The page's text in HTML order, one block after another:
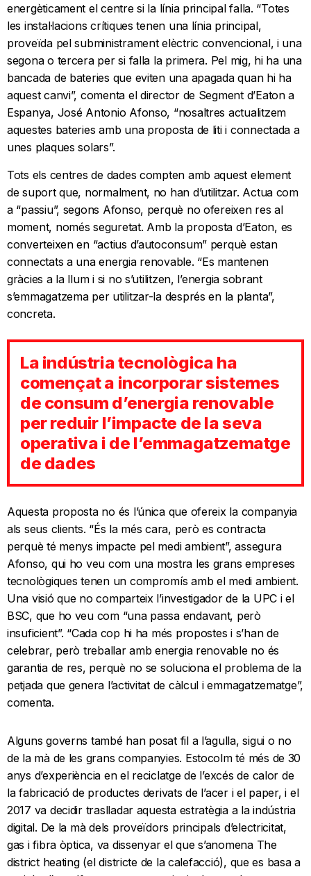
energèticament el centre si la línia principal falla. “Totes
les instal·lacions crítiques tenen una línia principal,
proveïda pel subministrament elèctric convencional, i una
segona o tercera per si falla la primera. Pel mig, hi ha una
bancada de bateries que eviten una apagada quan hi ha
aquest canvi”, comenta el director de Segment d’Eaton a
Espanya, José Antonio Afonso, “nosaltres actualitzem
aquestes bateries amb una proposta de liti i connectada a
unes plaques solars”.
Tots els centres de dades compten amb aquest element
de suport que, normalment, no han d’utilitzar. Actua com
a “passiu”, segons Afonso, perquè no ofereixen res al
moment, només seguretat. Amb la proposta d’Eaton, es
converteixen en “actius d’autoconsum” perquè estan
connectats a una energia renovable. “Es mantenen
gràcies a la llum i si no s’utilitzen, l’energia sobrant
s’emmagatzema per utilitzar-la després en la planta”,
concreta.
La indústria tecnològica ha
començat a incorporar sistemes
de consum d’energia renovable
per reduir l’impacte de la seva
operativa i de l’emmagatzematge
de dades
Aquesta proposta no és l’única que ofereix la companyia
als seus clients. “És la més cara, però es contracta
perquè té menys impacte pel medi ambient”, assegura
Afonso, qui ho veu com una mostra les grans empreses
tecnològiques tenen un compromís amb el medi ambient.
Una visió que no comparteix l’investigador de la UPC i el
BSC, que ho veu com “una passa endavant, però
insuficient”. “Cada cop hi ha més propostes i s’han de
celebrar, però treballar amb energia renovable no és
garantia de res, perquè no se soluciona el problema de la
petjada que genera l’activitat de càlcul i emmagatzematge”,
comenta.
Alguns governs també han posat fil a l’agulla, sigui o no
de la mà de les grans companyies. Estocolm té més de 30
anys d’experiència en el reciclatge de l’excés de calor de
la fabricació de productes derivats de l’acer i el paper, i el
2017 va decidir traslladar aquesta estratègia a la indústria
digital. De la mà dels proveïdors principals d’electricitat,
gas i fibra òptica, va dissenyar el que s’anomena The
district heating (el districte de la calefacció), que es basa a